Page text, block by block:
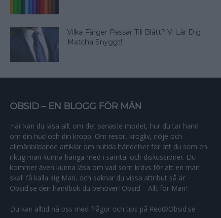
Vilka Färger Passar Till Blått? Vi Lär Dig
Matcha Snyggt!
OBSID – EN BLOGG FÖR MÄN
Här kan du läsa allt om det senaste modet, hur du tar hand
om din hud och din kropp. Om resor, krogliv, nöje och
allmänbildande artiklar om nutida händelser för att du som en
riktig man kunna hänga med i samtal och diskussioner. Du
kommer även kunna läsa om vad som krävs för att en man
skall få kalla sig Man, och saknar du vissa attribut så är
Obsid.se den handbok du behöver! Obsid – Allt för Män!
Du kan alltid nå oss med frågor och tips på Red@Obsid.se